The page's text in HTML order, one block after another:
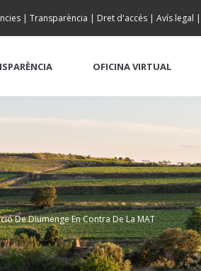
| Transparència | Dret d'accés | Avís legal |
OFICINA VIRTUAL
De Diumenge En Contra De La MAT